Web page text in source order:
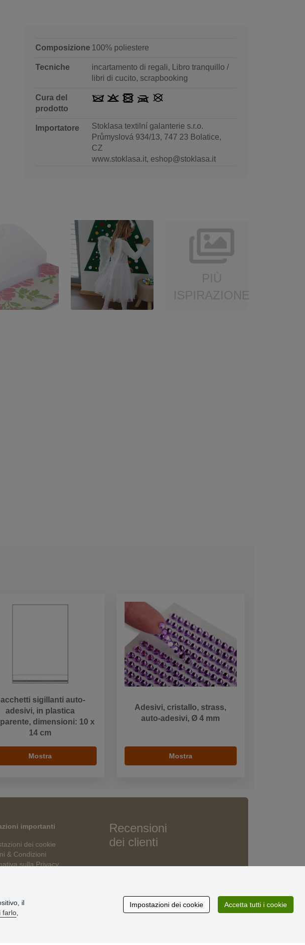
Composizione 100% poliestere
Tecniche
incartamento di regali, Libro tranquillo /
libri di cucito, scrapbooking
Cura del
prodotto
Importatore
Stoklasa textilní galanterie s.r.o.
Průmyslová 934/13, 747 23 Bolatice,
CZ
www.stoklasa.it, eshop@stoklasa.it
ISPIRAZIONE
sigillanti auto-
adesivi, in plastica
dimensioni: 10 x
14 cm
Mostra
Adesivi, cristallo, strass,
auto-adesivi, Ø 4 mm
Mostra
importanti
dei cookie
& Condizioni
sulla Privacy
Recensioni
dei clienti
il
farlo
Impostazioni dei cookie Accetta tutti i cookie